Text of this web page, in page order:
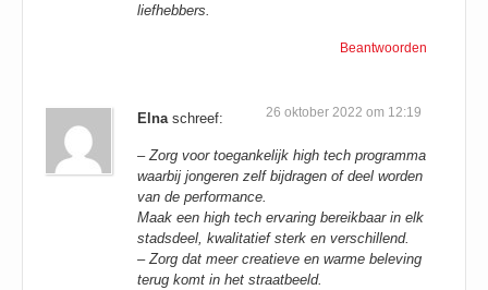
liefhebbers.
Beantwoorden
Elna schreef: 26 oktober 2022 om 12:19
– Zorg voor toegankelijk high tech programma
waarbij jongeren zelf bijdragen of deel worden
van de performance.
Maak een high tech ervaring bereikbaar in elk
stadsdeel, kwalitatief sterk en verschillend.
– Zorg dat meer creatieve en warme beleving
terug komt in het straatbeeld.